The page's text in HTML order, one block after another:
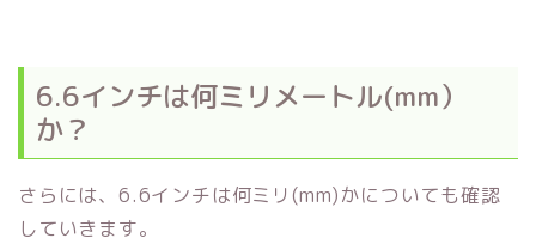
6.6インチは何ミリメートル(mm）
か？
さらには、6.6インチは何ミリ(mm)かについても確認
していきます。